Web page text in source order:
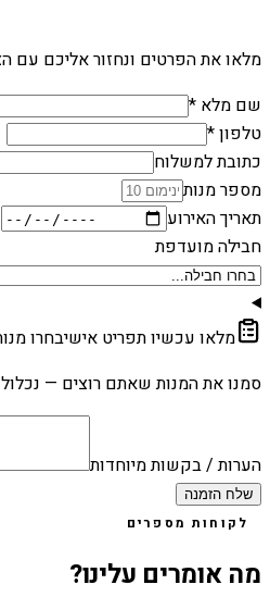
מלאו את הפרטים ונחזור אליכם עם
שם מלא *
טלפון *
כתובת למשלוח
מספר מנות
תאריך האירוע
חבילה מועדפת
מלאו עכשיו תפריט אישיבחרו
סמנו את המנות שאתם רוצים —
הערות / בקשות מיוחדות
שלח הזמנה
לקוחות מספרים
מה אומרים עלינו?